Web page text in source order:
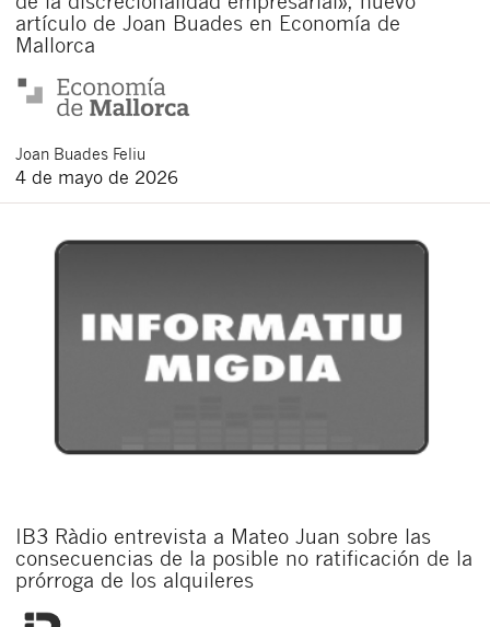
artículo de Joan Buades en Economía de
Mallorca
Joan Buades Feliu
4 de mayo de 2026
IB3 Ràdio entrevista a Mateo Juan sobre las
consecuencias de la posible no ratificación de la
prórroga de los alquileres